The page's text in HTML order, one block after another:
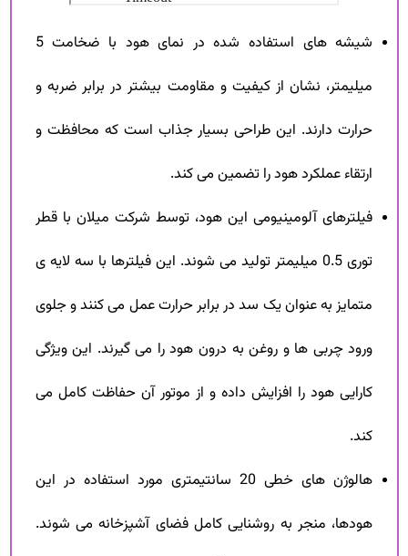
شیشه های استفاده شده در نمای هود با ضخامت 5
میلیمتر، نشان از کیفیت و مقاومت بیشتر در برابر ضربه و
حرارت دارند. این طراحی بسیار جذاب است که محافظت و
ارتقاء عملکرد هود را تضمین می کند.
فیلتر‌های آلومینیومی این هود، توسط شرکت میلان با قطر
توری 0.5 میلیمتر تولید می شوند. این فیلترها با سه لایه ی
متمایز به عنوان یک سد در برابر حرارت عمل می کنند و جلوی
ورود چربی ها و روغن به درون هود را می گیرند. این ویژگی
کارایی هود را افزایش داده و از موتور آن حفاظت کامل می
کند.
هالوژن های خطی 20 سانتیمتری مورد استفاده در این
هود‌ها، منجر به روشنایی کامل فضای آشپزخانه می شوند.